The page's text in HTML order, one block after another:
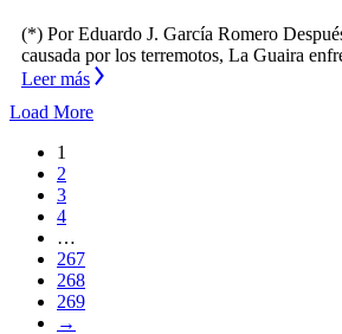
(*) Por Eduardo J. García Romero
causada por los terremotos, La Guaira
Leer más
Load More
1
2
3
4
…
267
268
269
→